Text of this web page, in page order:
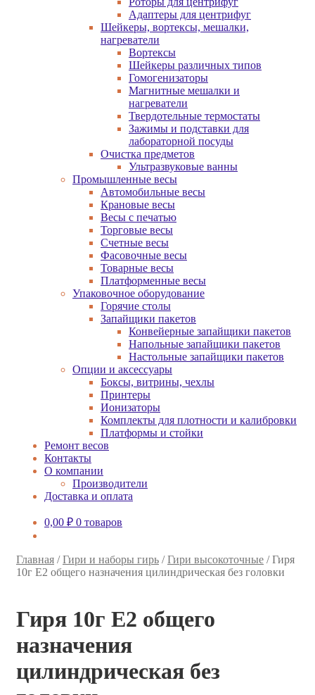
Адаптеры для центрифуг
Шейкеры, вортексы, мешалки,
нагреватели
Вортексы
Шейкеры различных типов
Гомогенизаторы
Магнитные мешалки и
нагреватели
Твердотельные термостаты
Зажимы и подставки для
лабораторной посуды
Очистка предметов
Ультразвуковые ванны
Промышленные весы
Автомобильные весы
Крановые весы
Весы с печатью
Торговые весы
Счетные весы
Фасовочные весы
Товарные весы
Платформенные весы
Упаковочное оборудование
Горячие столы
Запайщики пакетов
Конвейерные запайщики пакетов
Напольные запайщики пакетов
Настольные запайщики пакетов
Опции и аксессуары
Боксы, витрины, чехлы
Принтеры
Ионизаторы
Комплекты для плотности и калибровки
Платформы и стойки
Ремонт весов
Контакты
О компании
Производители
Доставка и оплата
0,00 ₽ 0 товаров
Главная /Гири и наборы гирь /Гири высокоточные /Гиря
10г E2 общего назначения цилиндрическая без головки
Гиря 10г E2 общего
назначения
цилиндрическая без